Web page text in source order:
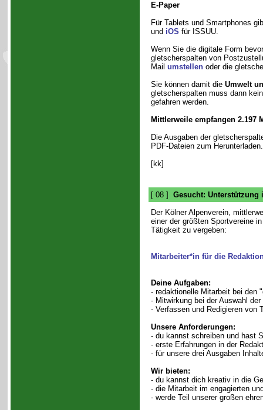
E-Paper
Für Tablets und Smartphones
und iOS für ISSUU.
Wenn Sie die digitale Form
gletscherspalten von
Mail umstellenoder die
Sie können damit die Umwelt
gletscherspalten muss dann
gefahren werden.
Mittlerweile empfangen 2.197
Die Ausgaben der
PDF-Dateien zum Herunterladen.
[kk]
[ 08 ] Gesucht: Unterstützung
Der Kölner Alpenverein,
einer der größten Sportvereine
Tätigkeit zu vergeben:
Mitarbeiter*in für die
Deine Aufgaben:
- redaktionelle Mitarbeit bei den
- Mitwirkung bei der Auswahl
- Verfassen und Redigieren von
Unsere Anforderungen:
- du kannst schreiben und hast
- erste Erfahrungen in der
- für unsere drei Ausgaben
Wir bieten:
- du kannst dich kreativ in die
- die Mitarbeit im engagierten
- werde Teil unserer großen